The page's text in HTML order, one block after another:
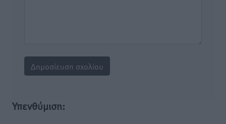
Υπενθύμιση: